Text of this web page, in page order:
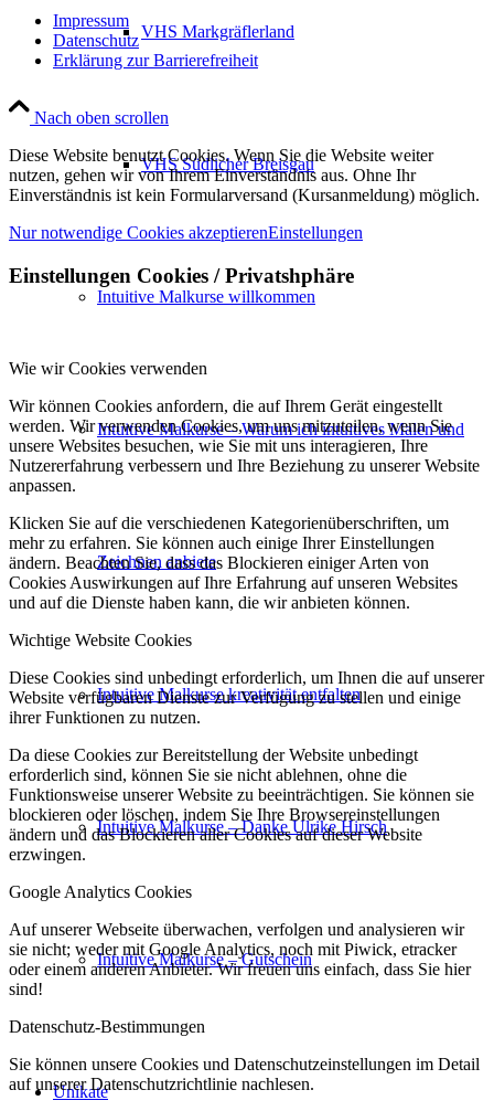
VHS Markgräflerland
VHS Südlicher Breisgau
Intuitive Malkurse willkommen
Intuitive Malkurse – Warum ich intuitives Malen und
Zeichnen anbiete
Intuitive Malkurse kreativität entfalten
Intuitive Malkurse – Danke Ulrike Hirsch
Intuitive Malkurse – Gutschein
Unikate
Impressum
Datenschutz
Erklärung zur Barrierefreiheit
Nach oben scrollen
Diese Website benutzt Cookies. Wenn Sie die Website weiter
nutzen, gehen wir von Ihrem Einverständnis aus. Ohne Ihr
Einverständnis ist kein Formularversand (Kursanmeldung) möglich.
Nur notwendige Cookies akzeptierenEinstellungen
Einstellungen Cookies / Privatshphäre
Wie wir Cookies verwenden
Wir können Cookies anfordern, die auf Ihrem Gerät eingestellt
werden. Wir verwenden Cookies, um uns mitzuteilen, wenn Sie
unsere Websites besuchen, wie Sie mit uns interagieren, Ihre
Nutzererfahrung verbessern und Ihre Beziehung zu unserer Website
anpassen.
Klicken Sie auf die verschiedenen Kategorienüberschriften, um
mehr zu erfahren. Sie können auch einige Ihrer Einstellungen
ändern. Beachten Sie, dass das Blockieren einiger Arten von
Cookies Auswirkungen auf Ihre Erfahrung auf unseren Websites
und auf die Dienste haben kann, die wir anbieten können.
Wichtige Website Cookies
Diese Cookies sind unbedingt erforderlich, um Ihnen die auf unserer
Website verfügbaren Dienste zur Verfügung zu stellen und einige
ihrer Funktionen zu nutzen.
Da diese Cookies zur Bereitstellung der Website unbedingt
erforderlich sind, können Sie sie nicht ablehnen, ohne die
Funktionsweise unserer Website zu beeinträchtigen. Sie können sie
blockieren oder löschen, indem Sie Ihre Browsereinstellungen
ändern und das Blockieren aller Cookies auf dieser Website
erzwingen.
Google Analytics Cookies
Auf unserer Webseite überwachen, verfolgen und analysieren wir
sie nicht; weder mit Google Analytics, noch mit Piwick, etracker
oder einem anderen Anbieter. Wir freuen uns einfach, dass Sie hier
sind!
Datenschutz-Bestimmungen
Sie können unsere Cookies und Datenschutzeinstellungen im Detail
auf unserer Datenschutzrichtlinie nachlesen.